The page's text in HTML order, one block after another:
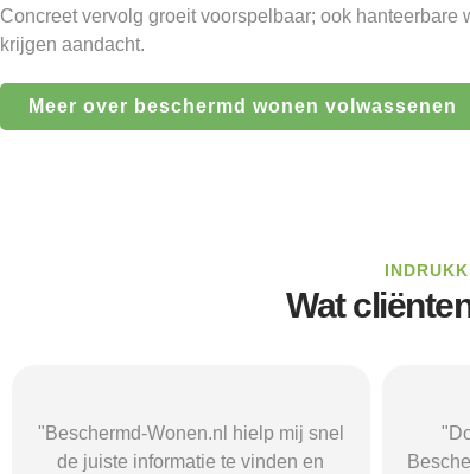
Concreet vervolg groeit voorspelbaar; ook hanteerbare
krijgen aandacht.
Meer over beschermd wonen volwassenen
Wat
"Door de duidelijke uitleg op
Beschermd-Wonen.nl wist ik precies
"Ik